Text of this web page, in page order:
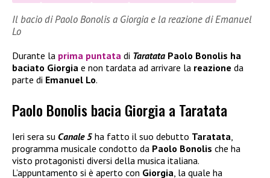
Il bacio di Paolo Bonolis a Giorgia e la reazione di Emanuel
Lo
Durante la prima puntata di Taratata Paolo Bonolis ha
baciato Giorgia e non tardata ad arrivare la reazione da
parte di Emanuel Lo.
Paolo Bonolis bacia Giorgia a Taratata
Ieri sera su Canale 5 ha fatto il suo debutto Taratata
programma musicale condotto da Paolo Bonolis che ha
visto protagonisti diversi della musica italiana.
L’appuntamento si è aperto con Giorgia , la quale ha